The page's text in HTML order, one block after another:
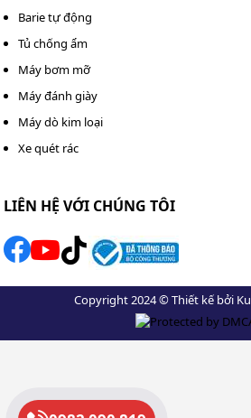
Hỗ trợ tất cả các tính năng cao
Motorola như đo lường, Man
đàm từ xa,...
Tích hợp sử dụng cho tất cả
Plus.
Barie tự động
Tủ chống ẩm
Máy bơm mỡ
Máy đánh giày
Máy dò kim loại
Xe quét rác
LIÊN HỆ VỚI CHÚNG TÔI
Copyright 2024 © Thiết kế bởi